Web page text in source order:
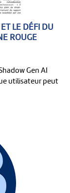
LE DÉFI DU
ROUGE
Gen AI
utilisateur peut